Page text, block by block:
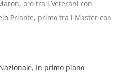
oro tra i Veterani con
Priante, primo tra i Master con
, In primo piano